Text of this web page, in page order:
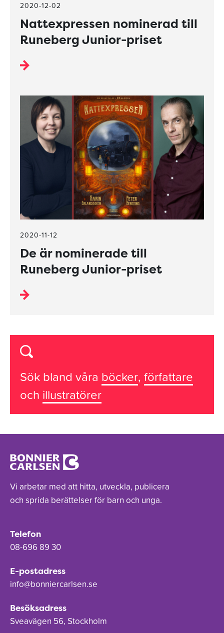
2020-12-02
Nattexpressen nominerad till
Runeberg Junior-priset
2020-11-12
De är nominerade till
Runeberg Junior-priset
Sök bland våra böcker, författare
och illustratörer
Vi arbetar med att hitta, utveckla, publicera
och sprida berättelser för barn och unga.
Telefon
08-696 89 30
E-postadress
info@bonniercarlsen.se
Besöksadress
Sveavägen 56, Stockholm